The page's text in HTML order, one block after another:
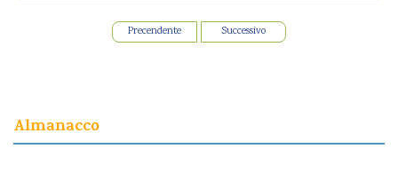
Precendente Successivo
Almanacco